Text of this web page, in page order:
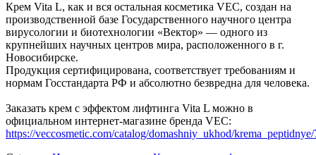
Крем Vita L, как и вся остальная косметика VEC, создан на
производственной базе Государственного научного центра
вирусологии и биотехнологии «Вектор» — одного из
крупнейших научных центров мира, расположенного в г.
Новосибирске.
Продукция сертифицирована, соответствует требованиям и
нормам Госстандарта РФ и абсолютно безвредна для человека.
Заказать крем с эффектом лифтинга Vita L можно в
официальном интернет-магазине бренда VEC:
https://veccosmetic.com/catalog/domashniy_ukhod/